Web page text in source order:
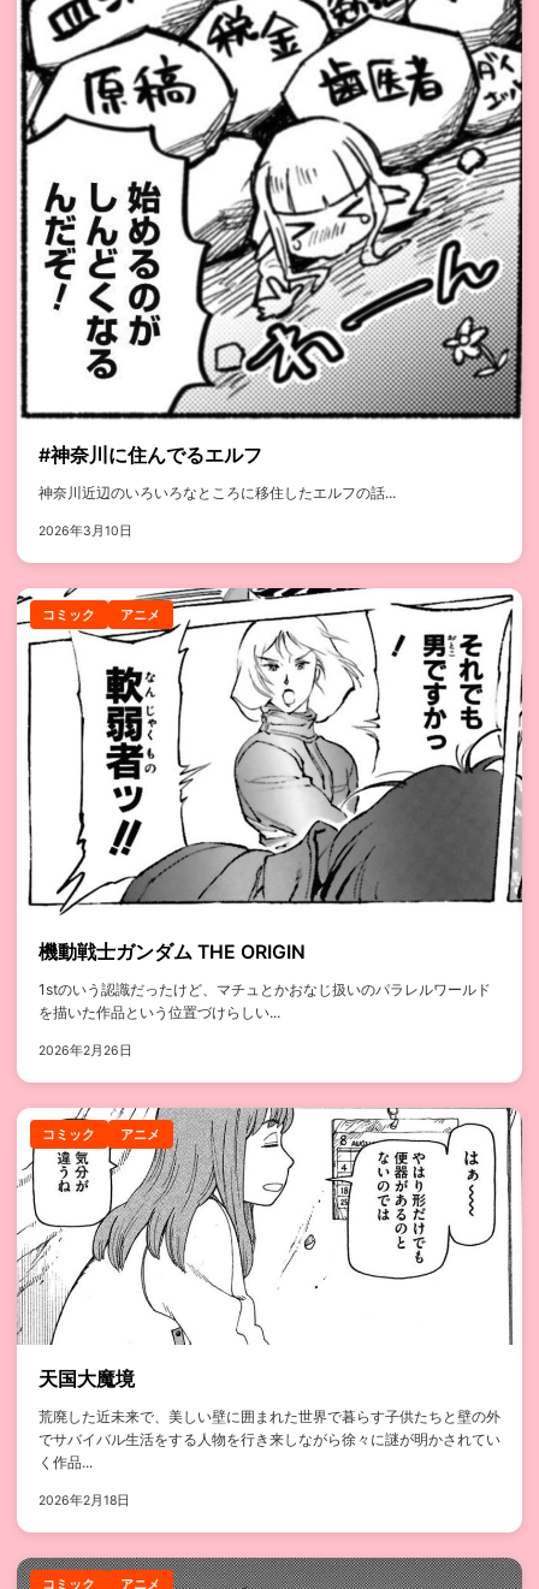
#神奈川に住んでるエルフ
神奈川近辺のいろいろなところに移住したエルフの話...
2026年3月10日
コミック アニメ
機動戦士ガンダム THE ORIGIN
1stのいう認識だったけど、マチュとかおなじ扱いのパラレルワールド
を描いた作品という位置づけらしい...
2026年2月26日
コミック アニメ
天国大魔境
荒廃した近未来で、美しい壁に囲まれた世界で暮らす子供たちと壁の外
でサバイバル生活をする人物を行き来しながら徐々に謎が明かされてい
く作品...
2026年2月18日
コミック アニメ